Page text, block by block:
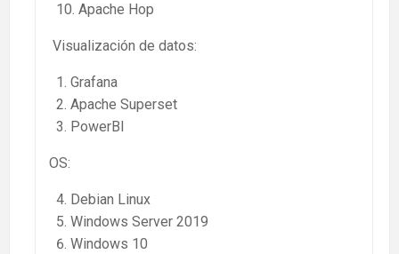
Apache Hop
Visualización de datos:
Grafana
Apache Superset
PowerBI
OS:
Debian Linux
Windows Server 2019
Windows 10